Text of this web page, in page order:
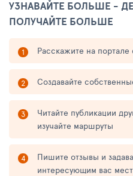
УЗНАВАЙТЕ БОЛЬШЕ -
ПОЛУЧАЙТЕ БОЛЬШЕ
Расскажите на портале
Создавайте
Читайте публикации
изучайте маршруты
Пишите отзывы и
интересующим вас